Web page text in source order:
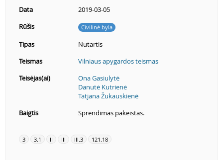
Data
2019-03-05
Rūšis
Civilinė byla
Tipas
Nutartis
Teismas
Vilniaus apygardos teismas
Teisėjas(ai)
Ona Gasiulytė
Danutė Kutrienė
Tatjana Žukauskienė
Baigtis
Sprendimas pakeistas.
3 3.1 II III III.3 121.18